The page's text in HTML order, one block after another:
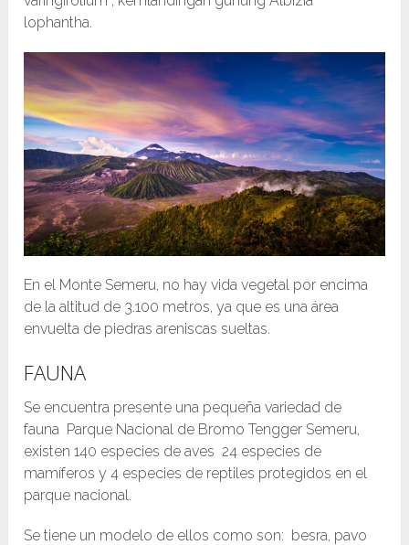
lophantha.
En el Monte Semeru, no hay vida vegetal por encima
de la altitud de 3.100 metros, ya que es una área
envuelta de piedras areniscas sueltas.
FAUNA
Se encuentra presente una pequeña variedad de
fauna Parque Nacional de Bromo Tengger Semeru,
existen 140 especies de aves 24 especies de
mamíferos y 4 especies de reptiles protegidos en el
parque nacional.
Se tiene un modelo de ellos como son: besra, pavo